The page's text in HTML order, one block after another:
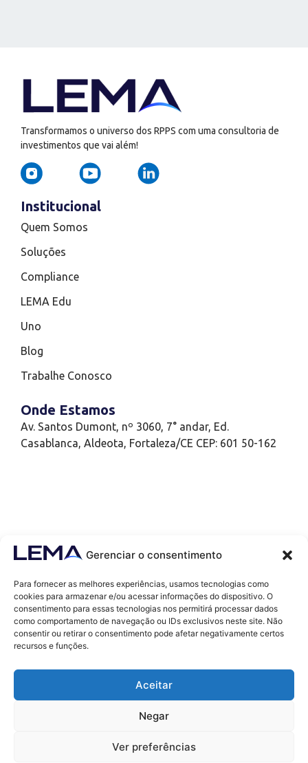
Gerenciar o consentimento
Para fornecer as melhores experiências, usamos tecnologias como
cookies para armazenar e/ou acessar informações do dispositivo. O
consentimento para essas tecnologias nos permitirá processar dados
como comportamento de navegação ou IDs exclusivos neste site. Não
consentir ou retirar o consentimento pode afetar negativamente certos
recursos e funções.
Aceitar
Negar
Ver preferências
Transformamos o universo dos RPPS com uma consultoria de
investimentos que vai além!
Institucional
Quem Somos
Soluções
Compliance
LEMA Edu
Uno
Blog
Trabalhe Conosco
Onde Estamos
Av. Santos Dumont, nº 3060, 7° andar, Ed.
Casablanca, Aldeota, Fortaleza/CE CEP: 601 50-162
Contatos
contato@lemaef.com.br
(85) 99868-3664